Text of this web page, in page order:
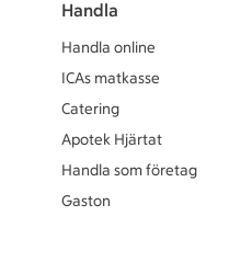
Handla
Handla online
ICAs matkasse
Catering
Apotek Hjärtat
Handla som företag
Gaston